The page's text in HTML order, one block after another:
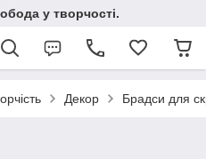
у творчості.
Декор Брадси для